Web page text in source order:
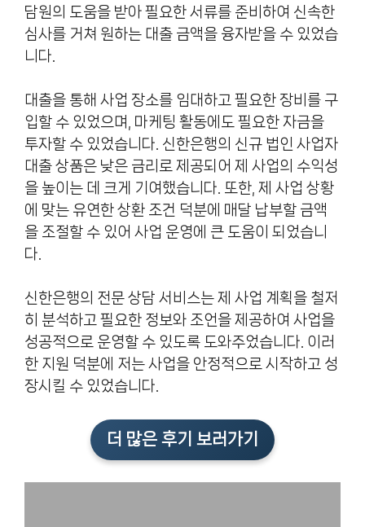
담원의 도움을 받아 필요한 서류를 준비하여 신속한
심사를 거쳐 원하는 대출 금액을 융자받을 수 있었습
니다.
대출을 통해 사업 장소를 임대하고 필요한 장비를 구
입할 수 있었으며, 마케팅 활동에도 필요한 자금을
투자할 수 있었습니다. 신한은행의 신규 법인 사업자
대출 상품은 낮은 금리로 제공되어 제 사업의 수익성
을 높이는 데 크게 기여했습니다. 또한, 제 사업 상황
에 맞는 유연한 상환 조건 덕분에 매달 납부할 금액
을 조절할 수 있어 사업 운영에 큰 도움이 되었습니
다.
신한은행의 전문 상담 서비스는 제 사업 계획을 철저
히 분석하고 필요한 정보와 조언을 제공하여 사업을
성공적으로 운영할 수 있도록 도와주었습니다. 이러
한 지원 덕분에 저는 사업을 안정적으로 시작하고 성
장시킬 수 있었습니다.
더 많은 후기 보러가기